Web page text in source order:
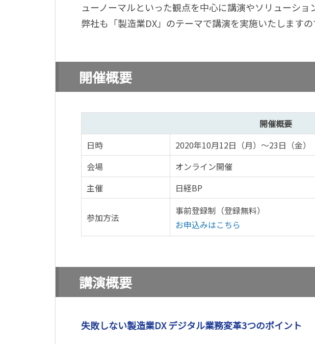
ューノーマルといった観点を中心に講演やソリューショ
弊社も「製造業DX」のテーマで講演を実施いたしますの
開催概要
開催概要
日時
2020年10月12日（月）～23日（金）
会場
オンライン開催
主催
日経BP
参加方法
事前登録制（登録無料）
お申込みはこちら
講演概要
失敗しない製造業DX デジタル業務変革3つのポイント